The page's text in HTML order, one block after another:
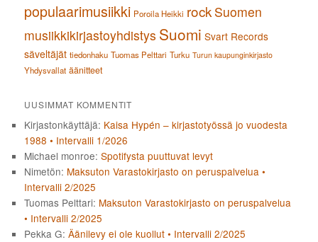
populaarimusiikki Poroila Heikki rock Suomen
musiikkikirjastoyhdistys Suomi Svart Records
säveltäjät tiedonhaku Tuomas Pelttari Turku Turun kaupunginkirjasto
Yhdysvallat äänitteet
UUSIMMAT KOMMENTIT
Kirjastonkäyttäjä: Kaisa Hypén – kirjastotyössä jo vuodesta
1988 • Intervalli 1/2026
Michael monroe:Spotifysta puuttuvat levyt
Nimetön: Maksuton Varastokirjasto on peruspalvelua •
Intervalli 2/2025
Tuomas Pelttari: Maksuton Varastokirjasto on peruspalvelua
• Intervalli 2/2025
Pekka G:Äänilevy ei ole kuollut • Intervalli 2/2025